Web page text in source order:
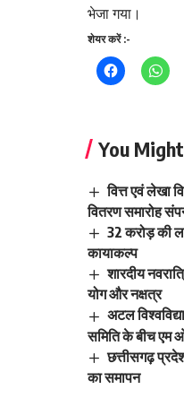
भेजा गया।
शेयर करें :-
You
वित्त एवं लेखा
वितरण समारोह
32 करोड़ की
कायाकल्प
शारदीय
योग और नक्षत्र
अटल
समिति के बीच एम
छत्तीसगढ़
का समापन